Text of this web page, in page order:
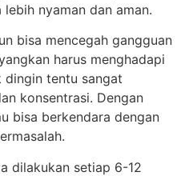
nyaman dan aman.
bisa mencegah gangguan
harus menghadapi
dingin tentu sangat
konsentrasi. Dengan
bisa berkendara dengan
dilakukan setiap 6-12